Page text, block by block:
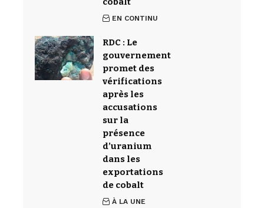
EN CONTINU
RDC : Le
gouvernement
promet des
vérifications
après les
accusations
sur la
présence
d’uranium
dans les
exportations
de cobalt
À LA UNE